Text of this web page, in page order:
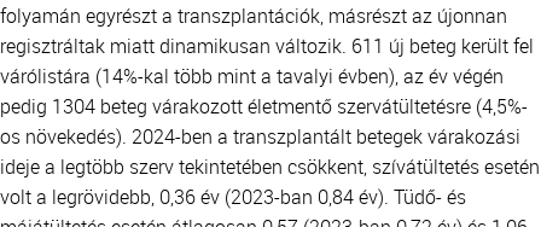
folyamán egyrészt a transzplantációk, másrészt az újonnan
regisztráltak miatt dinamikusan változik. 611 új beteg került fel
várólistára (14%-kal több mint a tavalyi évben), az év végén
pedig 1304 beteg várakozott életmentő szervátültetésre (4,5%-
os növekedés). 2024-ben a transzplantált betegek várakozási
ideje a legtöbb szerv tekintetében csökkent, szívátültetés esetén
volt a legrövidebb, 0,36 év (2023-ban 0,84 év). Tüdő- és